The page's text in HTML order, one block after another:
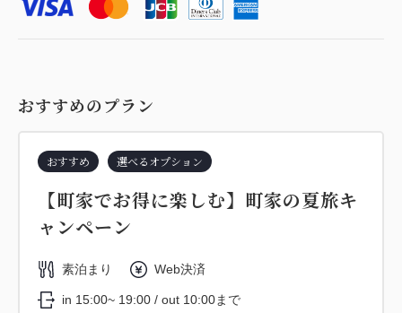
おすすめのプラン
おすすめ 選べるオプション
【町家でお得に楽しむ】町家の夏旅キ
ャンペーン
素泊まり Web決済
in 15:00~ 19:00 / out 10:00まで